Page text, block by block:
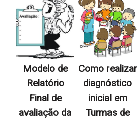
Modelo de
Relatório
Final de
avaliação da
Como realizar
diagnóstico
inicial em
Turmas de